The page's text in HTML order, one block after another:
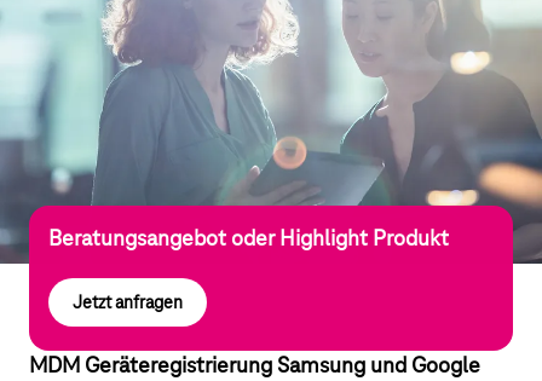
Beratungsangebot oder Highlight Produkt
Jetzt anfragen
MDM Geräteregistrierung Samsung und Google